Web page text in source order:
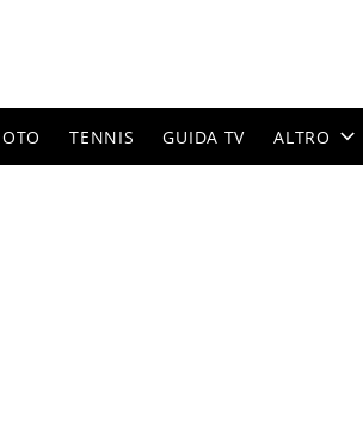
TENNIS GUIDA TV ALTRO